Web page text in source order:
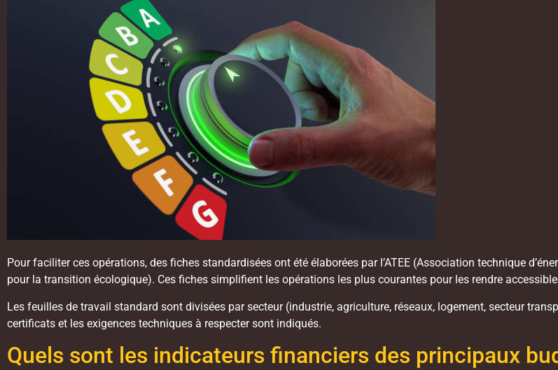
Pour faciliter ces opérations, des fiches standardisées ont été élaborées par l’ATEE (Association technique
pour la transition écologique). Ces fiches simplifient les opérations les plus courantes pour les rendre
Les feuilles de travail standard sont divisées par secteur (industrie, agriculture, réseaux, logement, secteur
certificats et les exigences techniques à respecter sont indiqués.
Quels sont les indicateurs financiers des principaux